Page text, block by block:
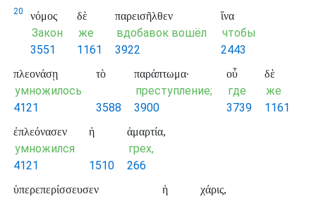
20 νόμος
Закон
3551
δὲ
же
1161
παρεισῆλθεν
вдобавок вошёл
3922
ἵνα
чтобы
2443
πλεονάσῃ
умножилось
4121
τὸ
3588
παράπτωμα·
преступление;
3900
οὗ
где
3739
δὲ
же
1161
ἐπλεόνασεν
умножился
4121
ἡ
1510
ἁμαρτία,
грех,
266
ὑπερεπερίσσευσεν ἡ χάρις,